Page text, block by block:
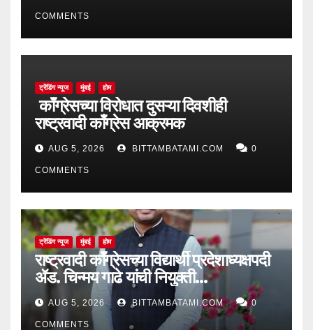
COMMENTS
ट्रेंडिंग न्यूज मुंबई होम
काँग्रेसच्या विरोधात दुसऱ्या दिवशीही
राष्ट्रवादी काँग्रेस आक्रमक
AUG 5, 2026 BITTAMBATAMI.COM 0
COMMENTS
ट्रेंडिंग न्यूज मुंबई होम
राष्ट्रवादी काँग्रेसच्या विद्यार्थी प्रदेशाध्यक्षपदी
ॲड. चिन्मय गाढे यांची नियुक्ती…
AUG 5, 2026 BITTAMBATAMI.COM 0
COMMENTS